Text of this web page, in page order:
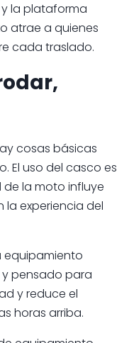
la plataforma
atrae a quienes
cada traslado.
cosas básicas
El uso del casco es
la moto influye
experiencia del
equipamiento
pensado para
y reduce el
horas arriba.